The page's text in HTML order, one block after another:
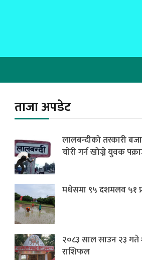
ताजा अपडेट
लालबन्दीको तरकारी
चोरी गर्न खोज्ने युवक
मधेसमा ९५ दशमलव ५१
२०८३ साल साउन २३ गते
राशिफल